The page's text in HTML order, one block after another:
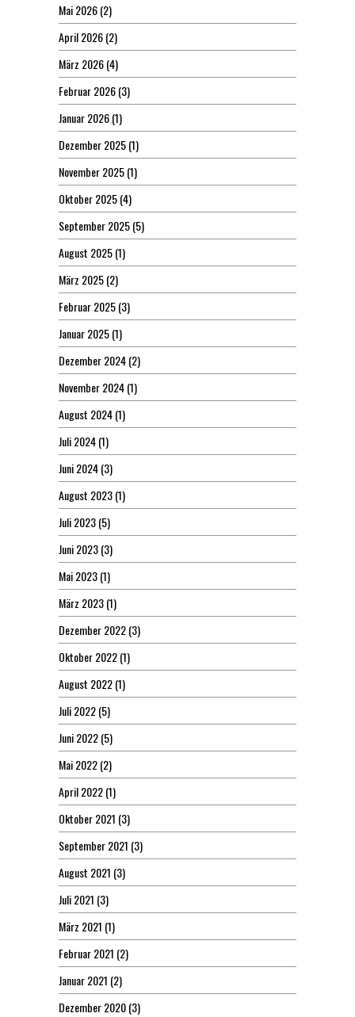
Mai 2026(2)
April 2026(2)
März 2026(4)
Februar 2026(3)
Januar 2026(1)
Dezember 2025(1)
November 2025(1)
Oktober 2025(4)
September 2025(5)
August 2025(1)
März 2025(2)
Februar 2025(3)
Januar 2025(1)
Dezember 2024(2)
November 2024(1)
August 2024(1)
Juli 2024(1)
Juni 2024(3)
August 2023(1)
Juli 2023(5)
Juni 2023(3)
Mai 2023(1)
März 2023(1)
Dezember 2022(3)
Oktober 2022(1)
August 2022(1)
Juli 2022(5)
Juni 2022(5)
Mai 2022(2)
April 2022(1)
Oktober 2021 (3)
September 2021 (3)
August 2021 (3)
Juli 2021 (3)
März 2021 (1)
Februar 2021 (2)
Januar 2021 (2)
Dezember 2020(3)